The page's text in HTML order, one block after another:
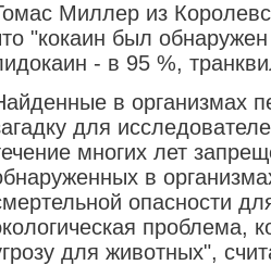
Миллер из
"кокаин был
- в 95 %,
в организмах
для
многих лет
в
опасности
проблема,
для животных",